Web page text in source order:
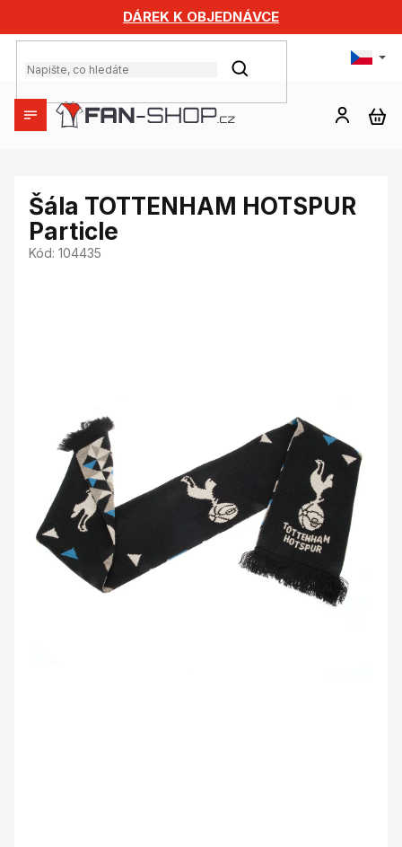
obsah
DÁREK K OBJEDNÁVCE
HLEDAT
Šála TOTTENHAM HOTSPUR
Particle
Kód: 104435